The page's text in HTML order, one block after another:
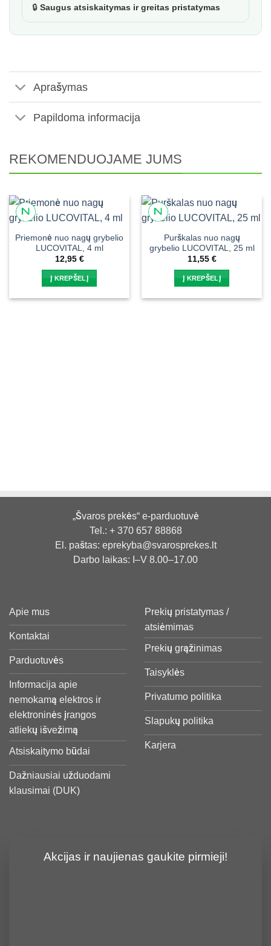
🔒 Saugus atsiskaitymas ir greitas pristatymas
Aprašymas
Papildoma informacija
REKOMENDUOJAME JUMS
Priemonė nuo nagų grybelio
LUCOVITAL, 4 ml
12,95 €
Į KREPŠELĮ
Purškalas nuo nagų
grybelio LUCOVITAL, 25 ml
11,55 €
Į KREPŠELĮ
„Švaros prekės“ e-parduotuvė
Tel.: + 370 657 88868
El. paštas: eprekyba@svarosprekes.lt
Darbo laikas: I–V 8.00–17.00
Apie mus
Kontaktai
Parduotuvės
Informacija apie
nemokamą elektros ir
elektroninės įrangos
atliekų išvežimą
Atsiskaitymo būdai
Dažniausiai užduodami
klausimai (DUK)
Prekių pristatymas /
atsiėmimas
Prekių grąžinimas
Taisyklės
Privatumo politika
Slapukų politika
Karjera
Akcijas ir naujienas gaukite pirmieji!